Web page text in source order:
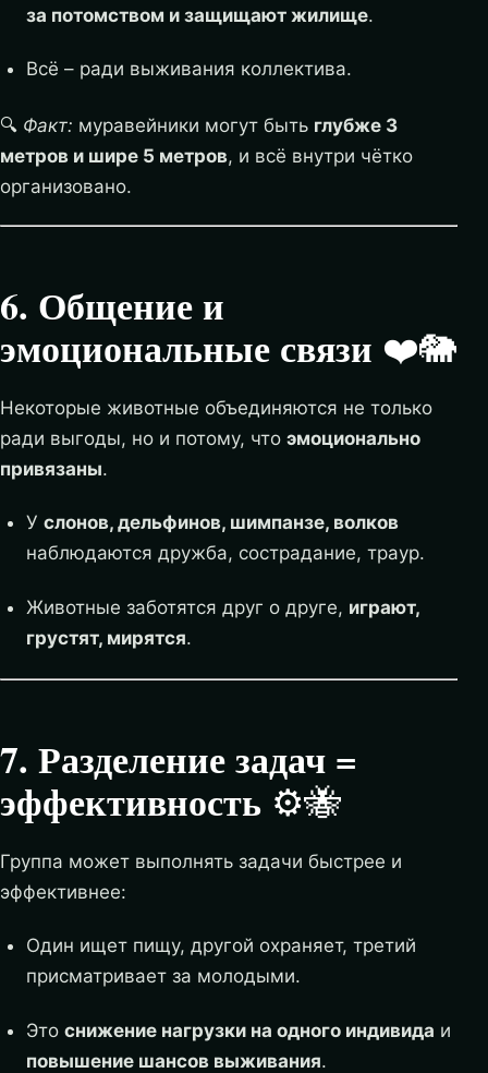
за потомством и защищают жилище.
Всё – ради выживания коллектива.
🔍 Факт: муравейники могут быть глубже 3
метров и шире 5 метров, и всё внутри чётко
организовано.
6. Общение и
эмоциональные связи ❤️🐘
Некоторые животные объединяются не только
ради выгоды, но и потому, что эмоционально
привязаны.
У слонов, дельфинов, шимпанзе, волков
наблюдаются дружба, сострадание, траур.
Животные заботятся друг о друге, играют,
грустят, мирятся.
7. Разделение задач =
эффективность ⚙️🐝
Группа может выполнять задачи быстрее и
эффективнее:
Один ищет пищу, другой охраняет, третий
присматривает за молодыми.
Это снижение нагрузки на одного индивида и
повышение шансов выживания.